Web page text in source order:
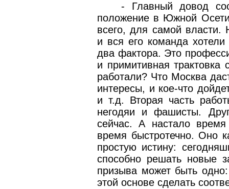
- Главный довод
положение в Южной
всего, для самой власти.
и вся его команда
два фактора. Это
и примитивная
работали? Что Москва
интересы, и кое-что
и т.д. Вторая часть
негодяи и фашисты.
сейчас. А настало
время быстротечно. Оно
простую истину:
способно решать новые
призыва может быть
этой основе сделать